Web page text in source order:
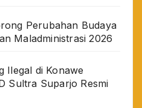
Perubahan Budaya
Maladministrasi 2026
Ilegal di Konawe
Sultra Suparjo Resmi